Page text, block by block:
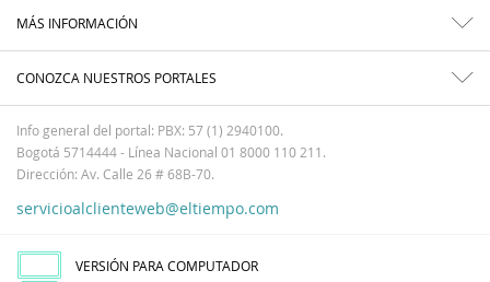
MÁS INFORMACIÓN
CONOZCA NUESTROS PORTALES
Info general del portal: PBX: 57 (1) 2940100.
Bogotá 5714444 - Línea Nacional 01 8000 110 211.
Dirección: Av. Calle 26 # 68B-70.
servicioalclienteweb@eltiempo.com
VERSIÓN PARA COMPUTADOR